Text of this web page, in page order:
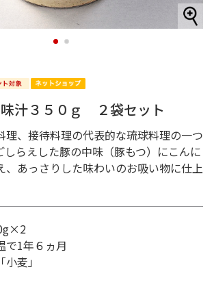
1 2
汁３５０ｇ ２袋セット
理、接待料理の代表的な琉球料理の一つ
しらえした豚の中味（豚もつ）にこんに
、あっさりした味わいのお吸い物に仕上
1年６ヵ月
小麦」